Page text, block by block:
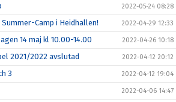
2022-05-24 08:28
Camp i Heidhallen! 2022-04-29 12:33
14 maj kl 10.00-14.00 2022-04-26 10:18
2021/2022 avslutad 2022-04-12 20:12
3 2022-04-12 19:04
2022-04-06 14:47